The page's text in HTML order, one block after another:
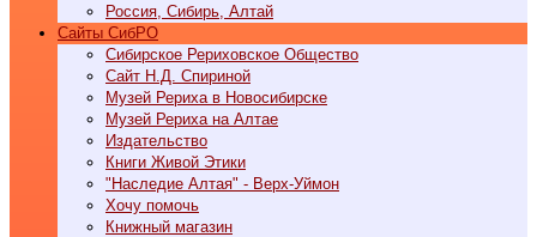
Россия, Сибирь, Алтай
Cайты СибРО
Сибирское Рериховское Общество
Сайт Н.Д. Спириной
Музей Рериха в Новосибирске
Музей Рериха на Алтае
Издательство
Книги Живой Этики
"Наследие Алтая" - Верх-Уймон
Хочу помочь
Книжный магазин